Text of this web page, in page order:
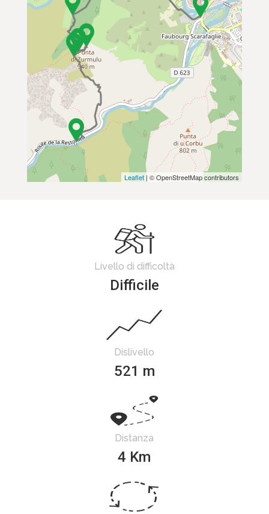
Leaflet | © OpenStreetMap contributors
Livello di difficoltà
Difficile
Dislivello
521 m
Distanza
4 Km